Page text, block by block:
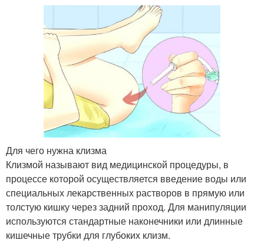
Для чего нужна клизма
Клизмой называют вид медицинской процедуры, в
процессе которой осуществляется введение воды или
специальных лекарственных растворов в прямую или
толстую кишку через задний проход. Для манипуляции
используются стандартные наконечники или длинные
кишечные трубки для глубоких клизм.